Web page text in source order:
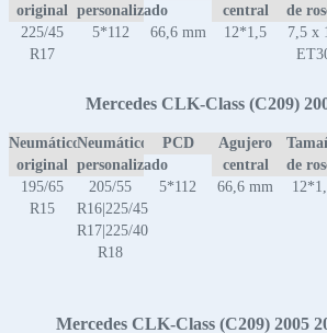
original
personalizado
central
de
225/45
R17
5*112 66,6 mm 12*1,5
7,5 x
Mercedes CLK-Class (C209)
Neumático
original
Neumático
personalizado
PCD
Agujero
central
de
195/65
R15
205/55
R16|225/45
R17|225/40
R18
5*112 66,6 mm
Mercedes CLK-Class (C209) 2005